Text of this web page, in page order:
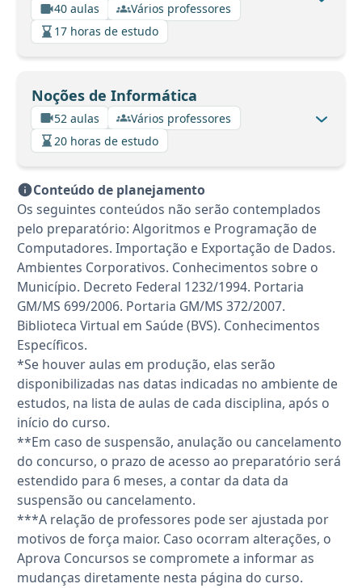
40 aulas
Vários professores
17 horas de estudo
Noções de Informática
52 aulas
Vários professores
20 horas de estudo
Conteúdo de planejamento
Os seguintes conteúdos não serão contemplados
pelo preparatório: Algoritmos e Programação de
Computadores. Importação e Exportação de Dados.
Ambientes Corporativos. Conhecimentos sobre o
Município. Decreto Federal 1232/1994. Portaria
GM/MS 699/2006. Portaria GM/MS 372/2007.
Biblioteca Virtual em Saúde (BVS). Conhecimentos
Específicos.
*Se houver aulas em produção, elas serão
disponibilizadas nas datas indicadas no ambiente de
estudos, na lista de aulas de cada disciplina, após o
início do curso.
**Em caso de suspensão, anulação ou cancelamento
do concurso, o prazo de acesso ao preparatório será
estendido para 6 meses, a contar da data da
suspensão ou cancelamento.
***A relação de professores pode ser ajustada por
motivos de força maior. Caso ocorram alterações, o
Aprova Concursos se compromete a informar as
mudanças diretamente nesta página do curso.